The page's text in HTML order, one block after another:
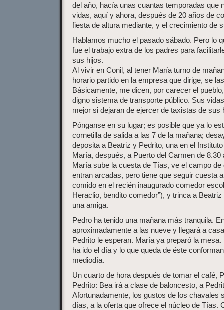
del año, hacía unas cuantas temporadas que
vidas, aquí y ahora, después de 20 años de
fiesta de altura mediante, y el crecimiento de
Hablamos mucho el pasado sábado. Pero lo
fue el trabajo extra de los padres para
sus hijos.
Al vivir en Conil, al tener María turno de
horario partido en la empresa que dirige, se
Básicamente, me dicen, por carecer el
digno sistema de transporte público. Sus
mejor si dejaran de ejercer de taxistas de sus
Pónganse en su lugar; es posible que ya lo
cornetilla de salida a las 7 de la mañana;
deposita a Beatriz y Pedrito, una en el
María, después, a Puerto del Carmen de
María sube la cuesta de Tías, ve el campo
entran arcadas, pero tiene que seguir cuesta
comido en el recién inaugurado comedor
Heraclio, bendito comedor”), y trinca a
una amiga.
Pedro ha tenido una mañana más tranquila.
aproximadamente a las nueve y llegará a
Pedrito le esperan. María ya preparó la
ha ido el día y lo que queda de éste
mediodía.
Un cuarto de hora después de tomar el café,
Pedrito: Bea irá a clase de baloncesto, a
Afortunadamente, los gustos de los chavales
días, a la oferta que ofrece el núcleo de Tías.